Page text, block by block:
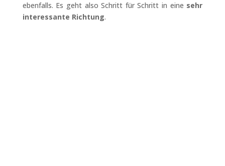
ebenfalls. Es geht also Schritt für Schritt in eine sehr
interessante Richtung.